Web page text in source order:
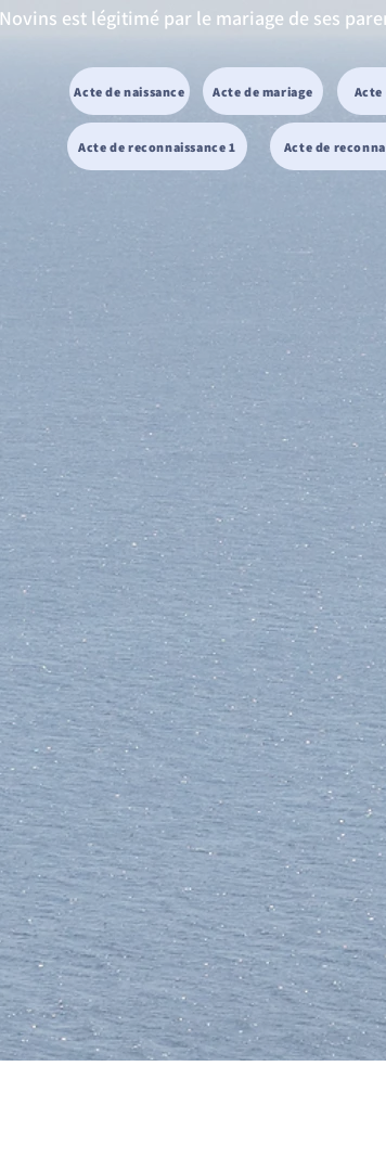
Novins est légitimé par le mariage de ses
Acte de naissance Acte de mariage Acte
Acte de reconnaissance 1 Acte de